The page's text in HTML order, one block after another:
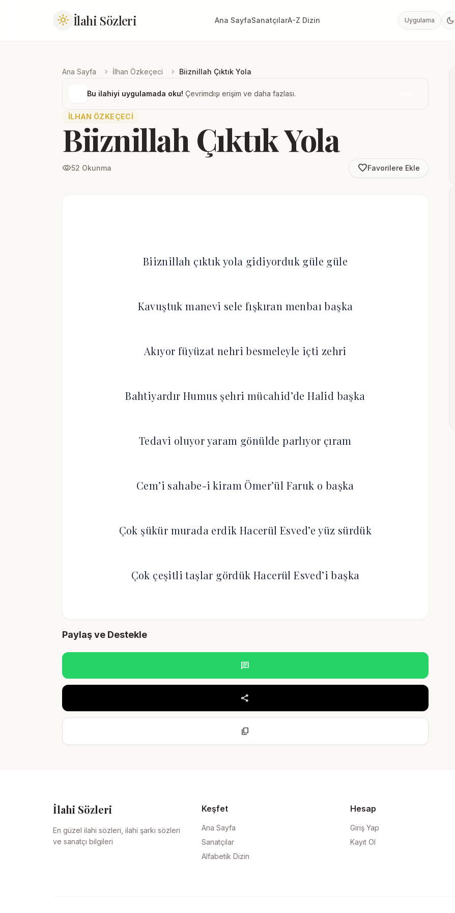
light_mode İlahi Sözleri Ana SayfaSanatçılarA-Z Dizin Uygulama dark_mode
Ana Sayfa chevron_right İlhan Özkeçeci chevron_right Biiznillah Çıktık Yola
Bu ilahiyi uygulamada oku! Çevrimdışı erişim ve daha fazlası.
İLHAN ÖZKEÇECI
Biiznillah Çıktık Yola
visibility52 Okunma favorite_borderFavorilere Ekle
Biiznillah çıktık yola gidiyorduk güle güle
Kavuştuk manevi sele fışkıran menbaı başka
Akıyor füyüzat nehri besmeleyle içti zehri
Bahtiyardır Humus şehri mücahid’de Halid başka
Tedavi oluyor yaram gönülde parlıyor çıram
Cem’i sahabe-i kiram Ömer’ül Faruk o başka
Çok şükür murada erdik Hacerül Esved’e yüz sürdük
Çok çeşitli taşlar gördük Hacerül Esved’i başka
Paylaş ve Destekle
chat
share
content_copy
İlahi Sözleri
En güzel ilahi sözleri, ilahi şarkı sözleri
ve sanatçı bilgileri
Keşfet
Ana Sayfa
Sanatçılar
Alfabetik Dizin
Hesap
Giriş Yap
Kayıt Ol